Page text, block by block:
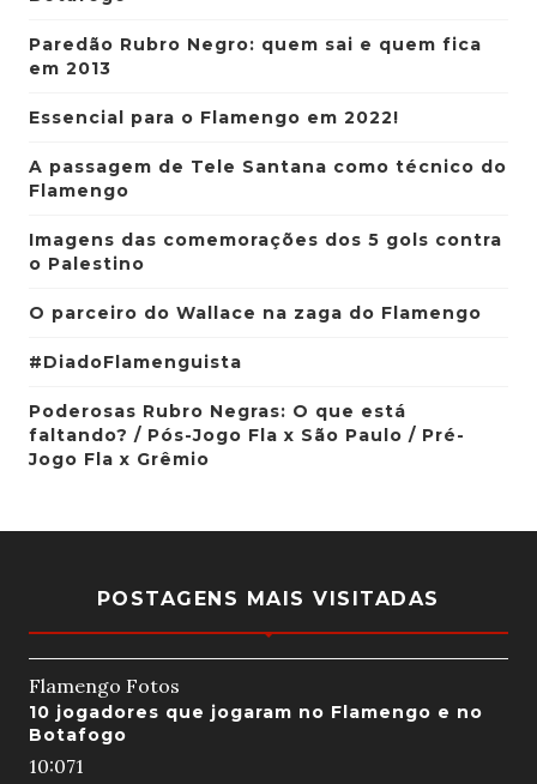
Paredão Rubro Negro: quem sai e quem fica
em 2013
Essencial para o Flamengo em 2022!
A passagem de Tele Santana como técnico do
Flamengo
Imagens das comemorações dos 5 gols contra
o Palestino
O parceiro do Wallace na zaga do Flamengo
#DiadoFlamenguista
Poderosas Rubro Negras: O que está
faltando? / Pós-Jogo Fla x São Paulo / Pré-
Jogo Fla x Grêmio
POSTAGENS MAIS VISITADAS
Flamengo Fotos
10 jogadores que jogaram no Flamengo e no
Botafogo
10:071